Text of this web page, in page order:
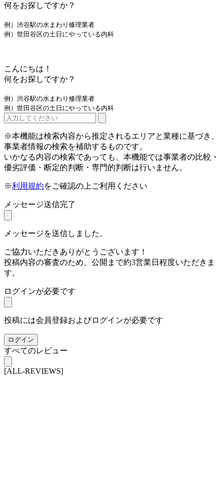
何をお探しですか？
例）渋谷駅の水まわり修理業者
例）世田谷区の土日にやっている内科
こんにちは！
何をお探しですか？
例）渋谷駅の水まわり修理業者
例）世田谷区の土日にやっている内科
※本機能は検索内容から推定されるエリアと業種に基づき、
事業者情報の検索を補助するものです。
いかなる内容の検索であっても、本機能では事業者の比較・
優劣評価・断定的判断・専門的判断は行いません。
※利用規約をご確認の上ご利用ください
メッセージ送信完了
メッセージを送信しました。
ご協力いただきありがとうございます！
投稿内容の審査のため、公開まで約3営業日程度いただきま
す。
ログインが必要です
投稿には会員登録およびログインが必要です
ログイン
すべてのレビュー
[ALL-REVIEWS]